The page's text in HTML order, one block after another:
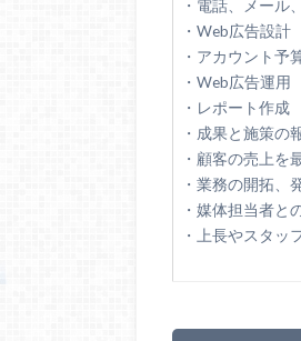
・電話、メール
・Web広告設計
・アカウント予
・Web広告運用
・レポート作成
・成果と施策の
・顧客の売上を
・業務の開拓、
・媒体担当者と
・上長やスタッ